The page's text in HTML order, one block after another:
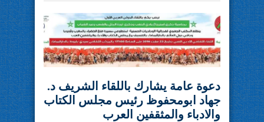
دعوة عامة يشارك باللقاء الشريف د.
جهاد ابومحفوظ رئيس مجلس الكتاب
والادباء والمثقفين العرب